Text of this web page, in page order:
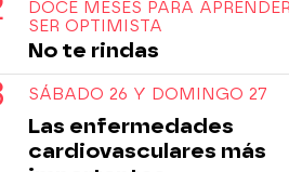
DOCE MESES PARA
SER OPTIMISTA
No te rindas
SÁBADO 26 Y DOMINGO 27
Las enfermedades
cardiovasculares más